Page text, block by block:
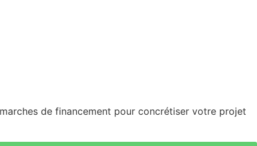
de financement pour concrétiser votre projet